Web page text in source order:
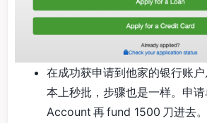
在成功获申请到他家的银行账
本上秒批，步骤也是一样。申
Account 再 fund 1500 刀进去